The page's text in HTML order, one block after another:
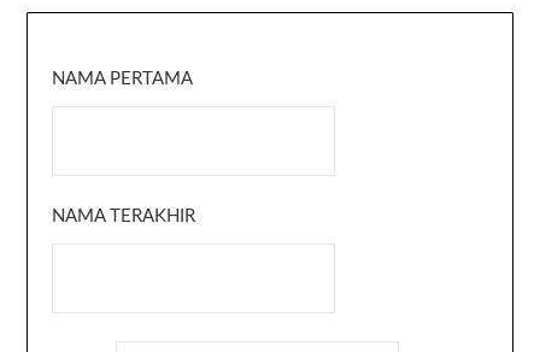
NAMA PERTAMA
NAMA TERAKHIR